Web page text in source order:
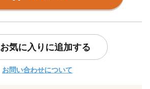
お気に入りに追加する
お問い合わせについて